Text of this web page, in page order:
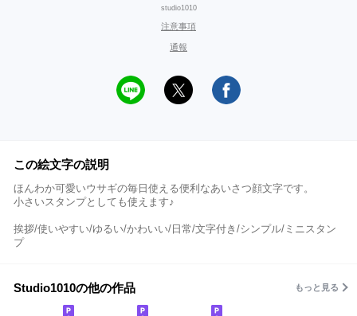
studio1010
注意事項
通報
この絵文字の説明
ほんわか可愛いウサギの毎日使える便利なあいさつ顔文字です。
小さいスタンプとしても使えます♪
挨拶/使いやすい/ゆるい/かわいい/日常/文字付き/シンプル/ミニスタン
プ
Studio1010の他の作品 もっと見る